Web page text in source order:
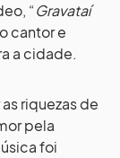
“Gravataí
cantor e
a cidade.
riquezas de
pela
foi